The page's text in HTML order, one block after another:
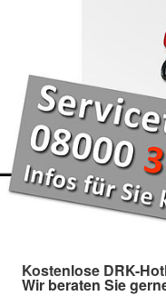
Kostenlose DRK-
Wir beraten Sie